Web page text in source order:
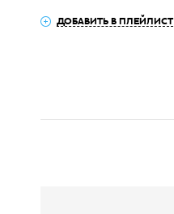
ДОБАВИТЬ В ПЛЕЙЛИСТ